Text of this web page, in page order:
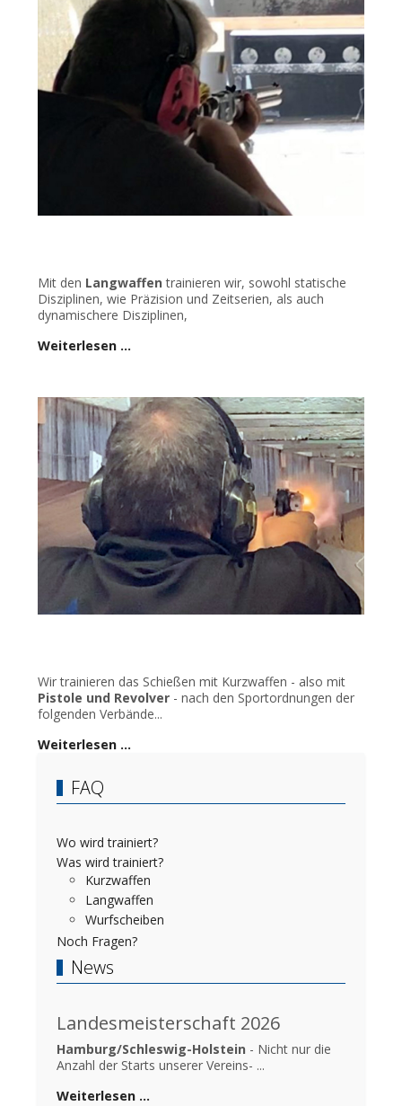
Mit den Langwaffen trainieren wir, sowohl statische
Disziplinen, wie Präzision und Zeitserien, als auch
dynamischere Disziplinen,
Weiterlesen …
Wir trainieren das Schießen mit Kurzwaffen - also mit
Pistole und Revolver - nach den Sportordnungen der
folgenden Verbände...
Weiterlesen …
FAQ
Wo wird trainiert?
Was wird trainiert?
Kurzwaffen
Langwaffen
Wurfscheiben
Noch Fragen?
News
Landesmeisterschaft 2026
Hamburg/Schleswig-Holstein - Nicht nur die
Anzahl der Starts unserer Vereins- ...
Weiterlesen …